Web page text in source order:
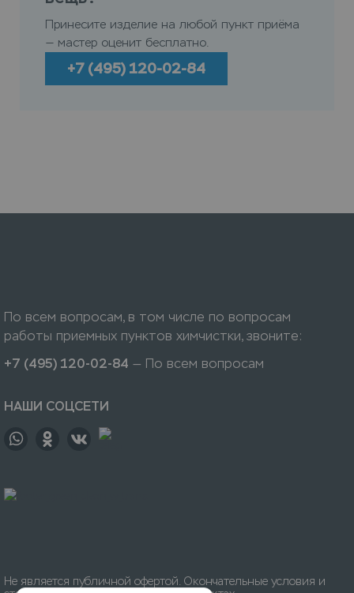
Принесите изделие на любой пункт приёма
— мастер оценит бесплатно.
+7 (495) 120-02-84
По всем вопросам, в том числе по вопросам
работы приемных пунктов химчистки, звоните:
+7 (495) 120-02-84 — По всем вопросам
НАШИ СОЦСЕТИ
Не является публичной офертой. Окончательные условия и